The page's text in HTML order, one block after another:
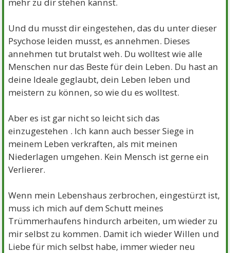
Und du musst dir eingestehen, das du unter dieser
Psychose leiden musst, es annehmen. Dieses
annehmen tut brutalst weh. Du wolltest wie alle
Menschen nur das Beste für dein Leben. Du hast an
deine Ideale geglaubt, dein Leben leben und
meistern zu können, so wie du es wolltest.
Aber es ist gar nicht so leicht sich das
einzugestehen . Ich kann auch besser Siege in
meinem Leben verkraften, als mit meinen
Niederlagen umgehen. Kein Mensch ist gerne ein
Verlierer.
Wenn mein Lebenshaus zerbrochen, eingestürzt ist,
muss ich mich auf dem Schutt meines
Trümmerhaufens hindurch arbeiten, um wieder zu
mir selbst zu kommen. Damit ich wieder Willen und
Liebe für mich selbst habe, immer wieder neu